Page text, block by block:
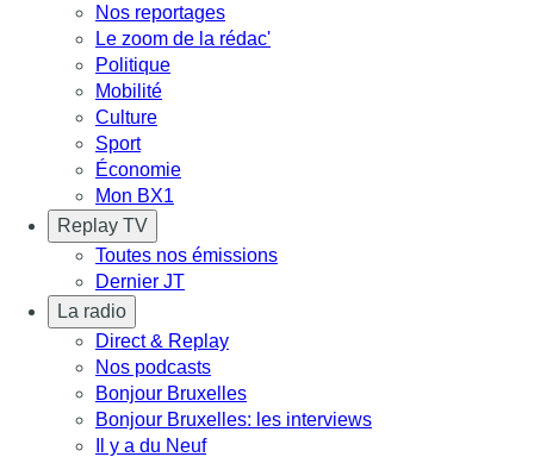
Nos reportages
Le zoom de la rédac'
Politique
Mobilité
Culture
Sport
Économie
Mon BX1
Replay TV
Toutes nos émissions
Dernier JT
La radio
Direct & Replay
Nos podcasts
Bonjour Bruxelles
Bonjour Bruxelles: les interviews
Il y a du Neuf